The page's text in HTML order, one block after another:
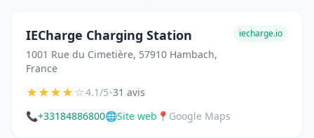
IECharge Charging Station
1001 Rue du Cimetière, 57910 Hambach,
France
iecharge.io
★★★★☆4.1/5•31 avis
📞+33184886800🌐Site web 📍 Google Maps